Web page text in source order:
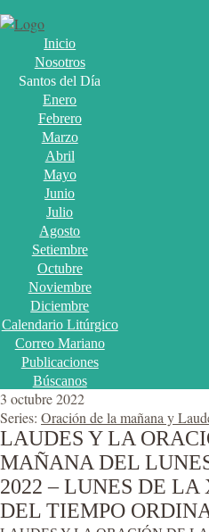
Inicio
Nosotros
Santos del Día
Enero
Febrero
Marzo
Abril
Mayo
Junio
Julio
Agosto
Setiembre
Octubre
Noviembre
Diciembre
Calendario Litúrgico
Correo Mariano
Publicaciones
Búscanos
3 octubre 2022
Series: Oración de la mañana y
LAUDES Y LA
MAÑANA DEL
2022 – LUNES DE
DEL TIEMPO